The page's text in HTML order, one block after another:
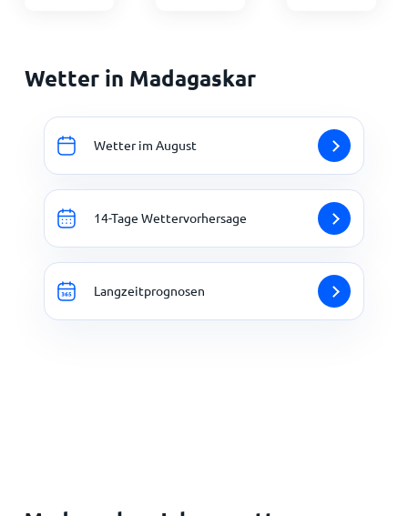
Wetter in Madagaskar
Wetter im August
14-Tage Wettervorhersage
Langzeitprognosen